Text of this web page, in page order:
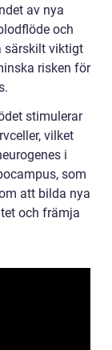
av nya
och
särskilt viktigt
risken för
stimulerar
vilket
i
som
att bilda nya
och främja